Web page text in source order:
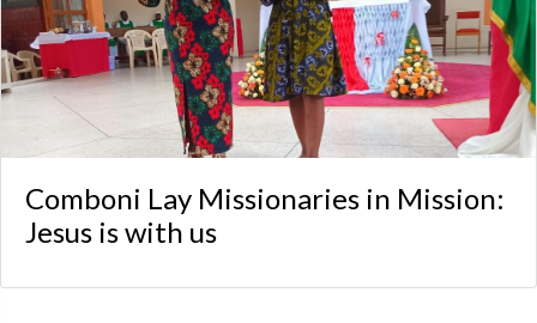
Comboni Lay Missionaries in Mission:
Jesus is with us